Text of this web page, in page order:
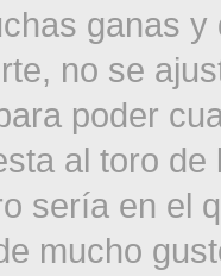
ganas
no se
poder
al toro
sería en el
mucho